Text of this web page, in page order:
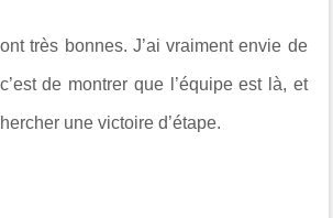
très bonnes. J’ai vraiment envie de
de montrer que l’équipe est là, et
une victoire d’étape.